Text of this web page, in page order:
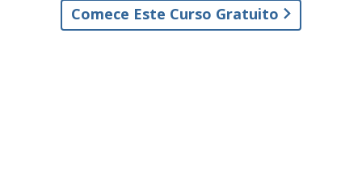
Comece Este Curso Gratuito